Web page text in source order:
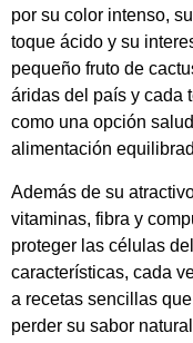
por su color intenso,
toque ácido y su
pequeño fruto de
áridas del país y cada
como una opción
alimentación
Además de su
vitaminas, fibra y
proteger las células
características, cada
a recetas sencillas
perder su sabor